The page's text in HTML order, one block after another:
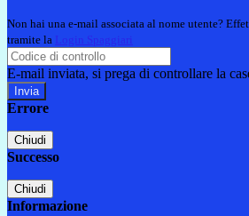
Non hai una e-mail associata al nome utente?
tramite la Login Spaggiari
E-mail inviata, si prega di controllare la
Errore
Chiudi
Successo
Chiudi
Informazione